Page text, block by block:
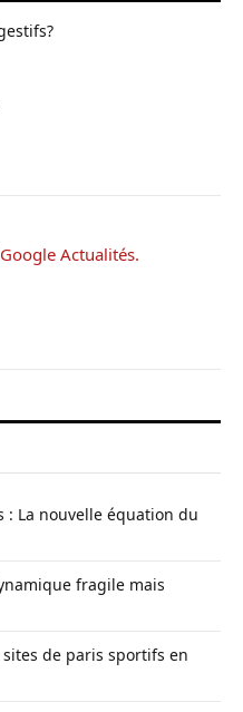
Actualités.
: La nouvelle équation du
fragile mais
de paris sportifs en